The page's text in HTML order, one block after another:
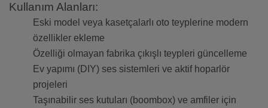
Kullanım Alanları:
Eski model veya kasetçalarlı oto teyplerine modern
özellikler ekleme
Özelliği olmayan fabrika çıkışlı teypleri güncelleme
Ev yapımı (DIY) ses sistemleri ve aktif hoparlör
projeleri
Taşınabilir ses kutuları (boombox) ve amfiler için